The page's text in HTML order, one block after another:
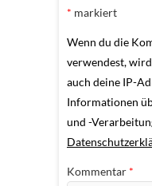
* markiert
Wenn du die
verwendest,
auch deine IP-
Informationen
und -
Kommentar *